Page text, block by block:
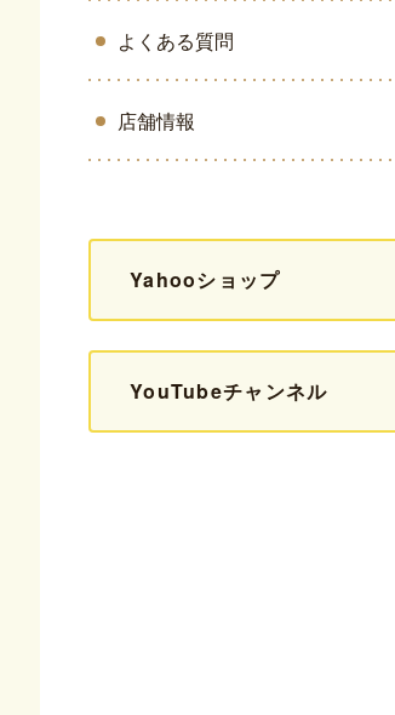
よくある質問
店舗情報
Yahooショップ
YouTubeチャンネル